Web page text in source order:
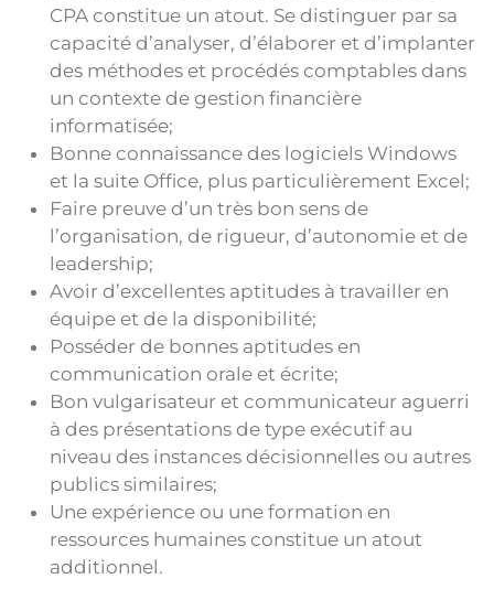
CPA constitue un atout. Se distinguer par sa
capacité d’analyser, d’élaborer et d’implanter
des méthodes et procédés comptables dans
un contexte de gestion financière
informatisée;
Bonne connaissance des logiciels Windows
et la suite Office, plus particulièrement Excel;
Faire preuve d’un très bon sens de
l’organisation, de rigueur, d’autonomie et de
leadership;
Avoir d’excellentes aptitudes à travailler en
équipe et de la disponibilité;
Posséder de bonnes aptitudes en
communication orale et écrite;
Bon vulgarisateur et communicateur aguerri
à des présentations de type exécutif au
niveau des instances décisionnelles ou autres
publics similaires;
Une expérience ou une formation en
ressources humaines constitue un atout
additionnel.